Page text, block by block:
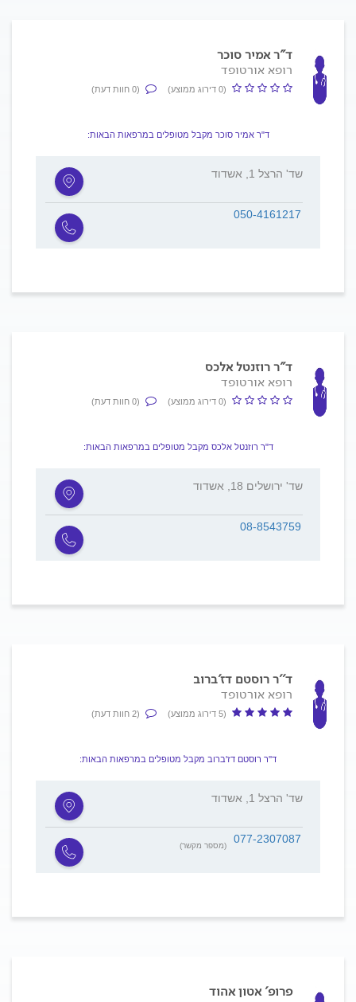
ד"ר אמיר סוכר
רופא אורטופד
(0 דירוג ממוצע) (0 חוות דעת)
ד"ר אמיר סוכר מקבל מטופלים במרפאות הבאות:
שד' הרצל 1, אשדוד
050-4161217
ד"ר רוזנטל אלכס
רופא אורטופד
(0 דירוג ממוצע) (0 חוות דעת)
ד"ר רוזנטל אלכס מקבל מטופלים במרפאות הבאות:
שד' ירושלים 18, אשדוד
08-8543759
ד''ר רוסטם דז'ברוב
רופא אורטופד
(5 דירוג ממוצע) (2 חוות דעת)
ד''ר רוסטם דז'ברוב מקבל מטופלים במרפאות הבאות:
שד' הרצל 1, אשדוד
077-2307087
(מספר מקשר)
פרופ' אטון אהוד